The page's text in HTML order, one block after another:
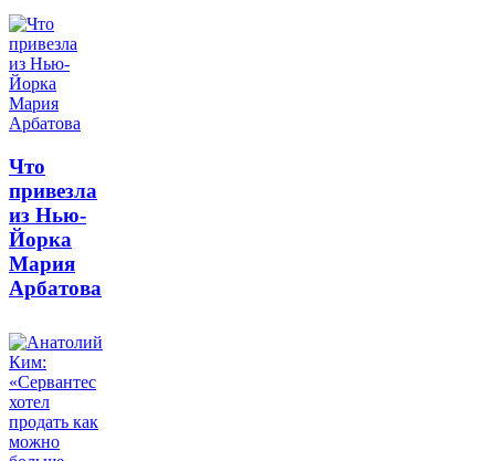
Что
привезла
из Нью-
Йорка
Мария
Арбатова